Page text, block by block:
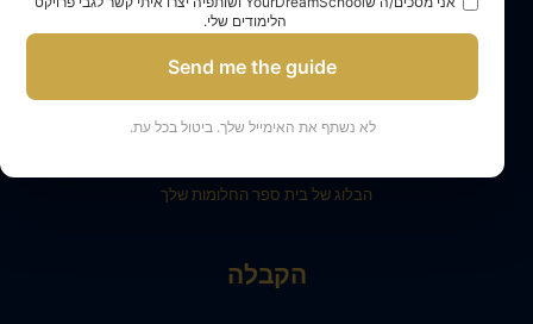
בית ספר החלומות שלך, שותף להצלחה שלך
קבל תמיכה
הבלוג של בית ספר החלומות שלך
הקבלה
הלימודים שלי.
Send me the guide
לא נשתף את האימייל שלך. ביטול בכל עת.